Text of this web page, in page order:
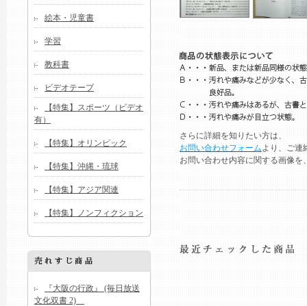
絵本・児童書
学習
教科書
ビデオテープ
【特集】スポーツ（ビデオ
有）
【特集】オリンピック
【特集】沖縄・琉球
【特集】アジア関連
【特集】ノンフィクション
『大阪の行政』 (毎日放送
文化双書 2)
さらに詳細を知りたい方は、
お問い合わせフォームより、ご連
お問い合わせ内容に関する画像を